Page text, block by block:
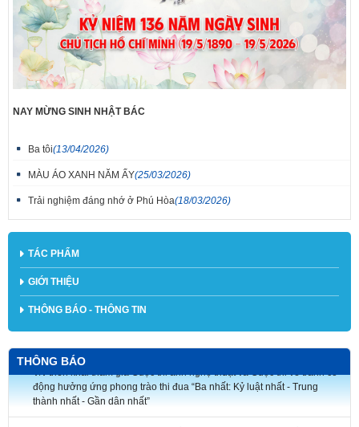
NAY MỪNG SINH NHẬT BÁC
Ba tôi(13/04/2026)
MÀU ÁO XANH NĂM ẤY(25/03/2026)
Trải nghiệm đáng nhớ ở Phú Hòa(18/03/2026)
TÁC PHẨM
GIỚI THIỆU
THÔNG BÁO - THÔNG TIN
THÔNG BÁO
V/v triển khai tham gia Cuộc thi ảnh nghệ thuật và Cuộc thi vẽ tranh cổ
động hưởng ứng phong trào thi đua “Ba nhất: Kỷ luật nhất - Trung
thành nhất - Gần dân nhất”
V/v gia hạn thời gian nhận tác phẩm tham dự Cuộc thi và Triển lãm Mỹ